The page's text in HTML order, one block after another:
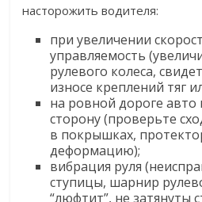
насторожить водителя:
при увеличении
управляемость
рулевого колеса,
износе креплений тяг
на ровной дороге авто
сторону (проверьте
в покрышках,
деформацию);
вибрация руля
ступицы, шарнир
“люфтит”, не затянуты